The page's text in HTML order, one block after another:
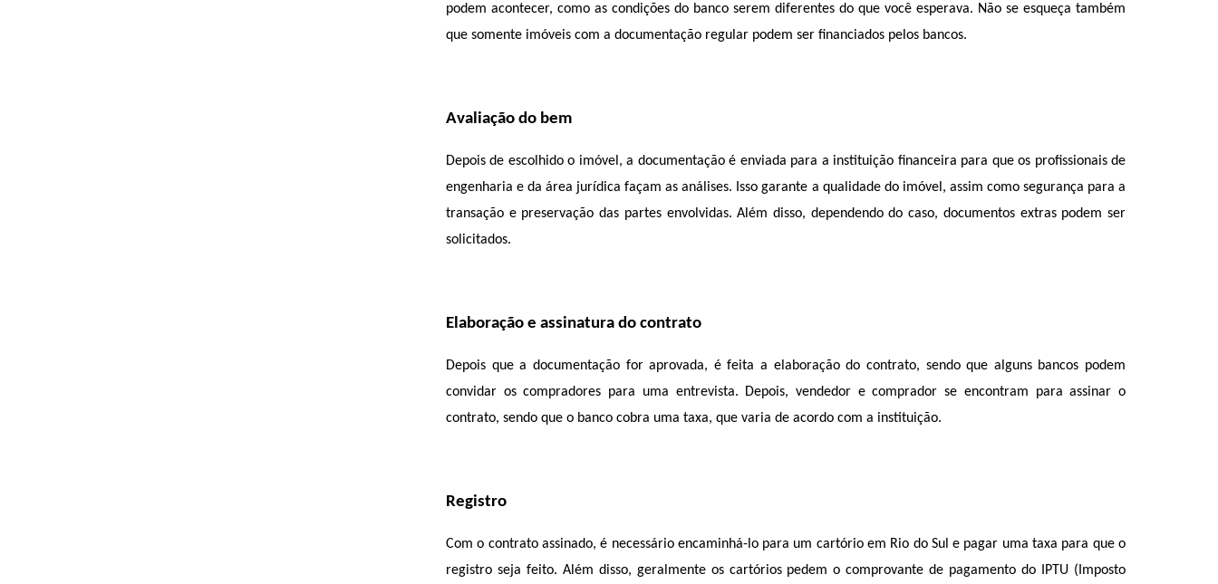
podem acontecer, como as condições do banco serem diferentes do que você esperava. Não se esqueça também
que somente imóveis com a documentação regular podem ser financiados pelos bancos.
Avaliação do bem
Depois de escolhido o imóvel, a documentação é enviada para a instituição financeira para que os profissionais de
engenharia e da área jurídica façam as análises. Isso garante a qualidade do imóvel, assim como segurança para a
transação e preservação das partes envolvidas. Além disso, dependendo do caso, documentos extras podem ser
solicitados.
Elaboração e assinatura do contrato
Depois que a documentação for aprovada, é feita a elaboração do contrato, sendo que alguns bancos podem
convidar os compradores para uma entrevista. Depois, vendedor e comprador se encontram para assinar o
contrato, sendo que o banco cobra uma taxa, que varia de acordo com a instituição.
Registro
Com o contrato assinado, é necessário encaminhá-lo para um cartório em Rio do Sul e pagar uma taxa para que o
registro seja feito. Além disso, geralmente os cartórios pedem o comprovante de pagamento do IPTU (Imposto